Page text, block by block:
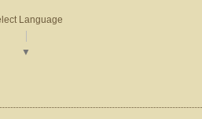
Language
▼